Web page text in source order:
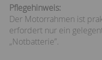
Pflegehinweis:
Der Motorrahmen ist
erfordert nur ein
„Notbatterie”.